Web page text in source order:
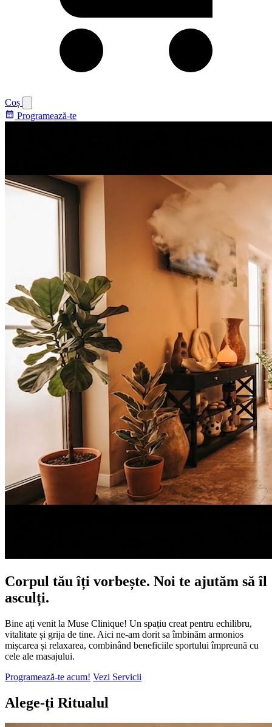
Coș
calendar_month Programează-te
Corpul tău îți vorbește. Noi te ajutăm să îl
asculți.
Bine ați venit la Muse Clinique! Un spațiu creat pentru echilibru,
vitalitate și grija de tine. Aici ne-am dorit sa îmbinăm armonios
mișcarea și relaxarea, combinând beneficiile sportului împreună cu
cele ale masajului.
Programează-te acum! Vezi Servicii
Alege-ți Ritualul